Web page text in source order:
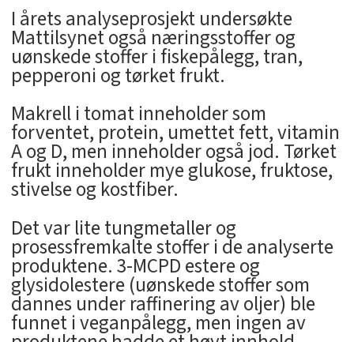
I årets analyseprosjekt undersøkte
Mattilsynet også næringsstoffer og
uønskede stoffer i fiskepålegg, tran,
pepperoni og tørket frukt.
Makrell i tomat inneholder som
forventet, protein, umettet fett, vitamin
A og D, men inneholder også jod. Tørket
frukt inneholder mye glukose, fruktose,
stivelse og kostfiber.
Det var lite tungmetaller og
prosessfremkalte stoffer i de analyserte
produktene. 3-MCPD estere og
glysidolestere (uønskede stoffer som
dannes under raffinering av oljer) ble
funnet i veganpålegg, men ingen av